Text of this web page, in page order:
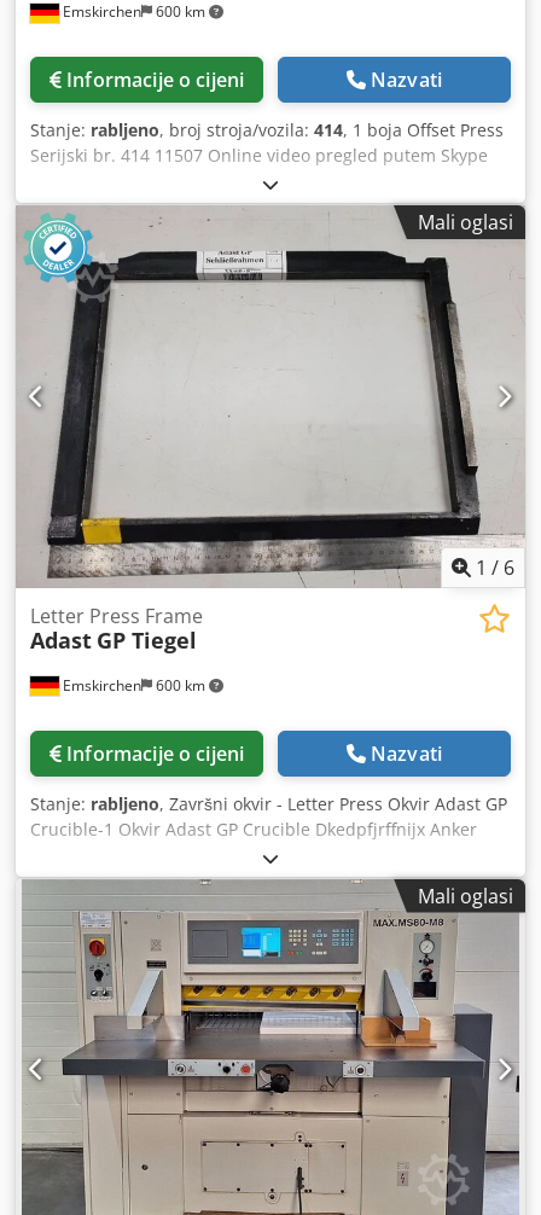
Emskirchen 600 km
Informacije o cijeni Nazvati
Stanje: rabljeno, broj stroja/vozila: 414, 1 boja Offset Press
Serijski br. 414 11507 Online video pregled putem Skype
videa Bili bismo jako zadovoljni vašim posjetom - više
strojeva na zalihi Odmah dostupno - može se pogledati
Dedpstzc Evsfx Ankekr Na zalihama Emskirchen /
Nürnberg - Može se testirati
Mali oglasi
1 / 6
Emskirchen 600 km
Letter Press Frame
Adast GP Tiegel
Informacije o cijeni Nazvati
Stanje: rabljeno, Završni okvir - Letter Press Okvir Adast GP
Crucible-1 Okvir Adast GP Crucible Dkedpfjrffnijx Anker
Online video pregled putem Skype videa Bili bismo jako
zadovoljni vašim posjetom - više strojeva na zalihi Odmah
dostupno - može se pogledati Na zalihama Emskirchen /
Nürnberg - Može se testirati
Mali oglasi